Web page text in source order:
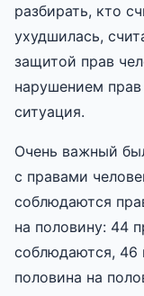
разбирать, кто
ухудшилась,
защитой прав
нарушением прав
ситуация.
Очень важный
с правами
соблюдаются
на половину: 44
соблюдаются, 46
половина на